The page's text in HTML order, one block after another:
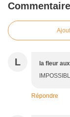
L la fleur
Répondre